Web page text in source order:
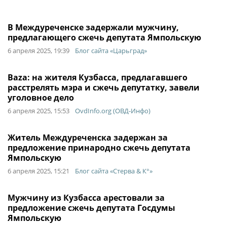
В Междуреченске задержали мужчину,
предлагающего сжечь депутата Ямпольскую
6 апреля 2025, 19:39 Блог сайта «Царьград»
Baza: на жителя Кузбасса, предлагавшего
расстрелять мэра и сжечь депутатку, завели
уголовное дело
6 апреля 2025, 15:53 OvdInfo.org (ОВД-Инфо)
Житель Междуреченска задержан за
предложение принародно сжечь депутата
Ямпольскую
6 апреля 2025, 15:21 Блог сайта «Стерва & К°»
Мужчину из Кузбасса арестовали за
предложение сжечь депутата Госдумы
Ямпольскую